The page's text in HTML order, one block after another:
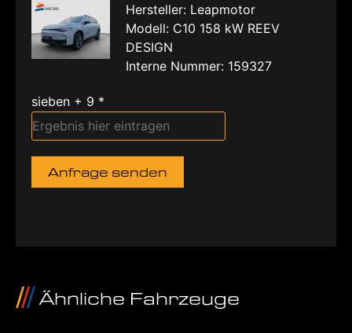
Hersteller: Leapmotor
Modell: C10 158 kW REEV
DESIGN
Interne Nummer: 159327
sieben + 9 *
Anfrage senden
Ähnliche Fahrzeuge